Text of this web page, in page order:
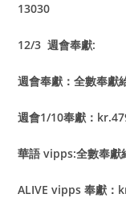
13030
12/3 週會奉獻:
週會奉獻：全數奉獻
週會1/10奉獻：
華語 vipps:全數奉獻
ALIVE vipps 奉獻：